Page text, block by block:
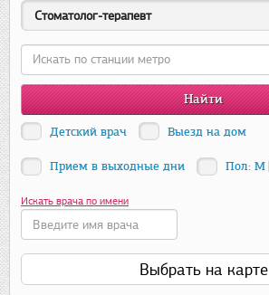
Акции
Услуги
Санкт-Петербург
Стоматолог-терапевт
Детский врач Выезд на дом
Прием в выходные дни Пол: М
Искать врача по имени
Выбрать на карте